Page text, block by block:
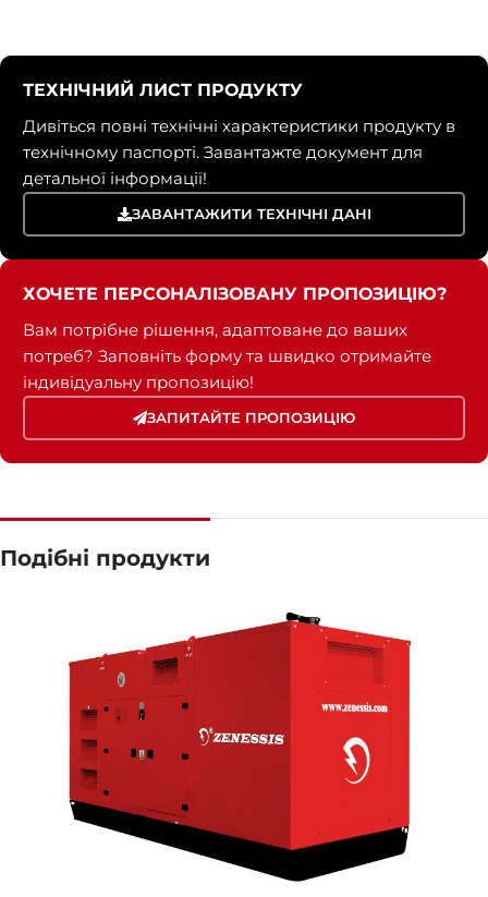
ТЕХНІЧНИЙ ЛИСТ ПРОДУКТУ
Дивіться повні технічні характеристики продукту в
технічному паспорті. Завантажте документ для
детальної інформації!
ЗАВАНТАЖИТИ ТЕХНІЧНІ ДАНІ
ХОЧЕТЕ ПЕРСОНАЛІЗОВАНУ ПРОПОЗИЦІЮ?
Вам потрібне рішення, адаптоване до ваших
потреб? Заповніть форму та швидко отримайте
індивідуальну пропозицію!
ЗАПИТАЙТЕ ПРОПОЗИЦІЮ
Подібні продукти